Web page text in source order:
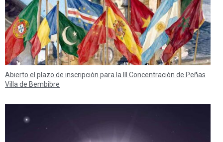
Abierto el plazo de inscripción para la III Concentración de Peñas
Villa de Bembibre